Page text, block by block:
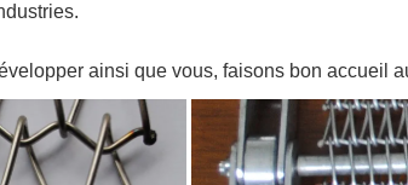
ainsi que vous, faisons bon accueil